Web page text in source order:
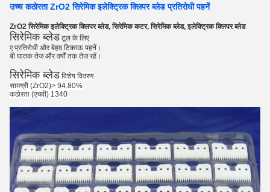
उच्च कठोरता ZrO2 सिरेमिक इलेक्ट्रिक क्लिपर ब्लेड प्रतिरोधी पहनें
ZrO2 सिरेमिक इलेक्ट्रिक क्लिपर ब्लेड, सिरेमिक कटर, सिरेमिक ब्लेड, इलेक्ट्रिक क्लिपर ब्लेड
सिरेमिक ब्लेड टूल के लिए
ए प्रतिरोधी और बेहद टिकाऊ पहनें।
बी घातक तेज और वर्षों तक तेज रहें।
सिरेमिक ब्लेड विशेष विवरण
सामग्री (ZrO2)> 94.80%
कठोरता (एचवी) 1340